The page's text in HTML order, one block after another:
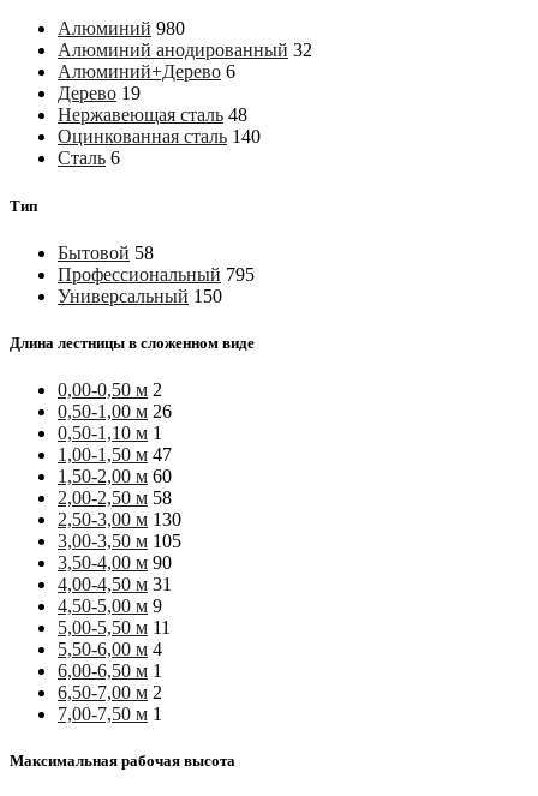
Алюминий 980
Алюминий анодированный 32
Алюминий+Дерево 6
Дерево 19
Нержавеющая сталь 48
Оцинкованная сталь 140
Сталь 6
Тип
Бытовой 58
Профессиональный 795
Универсальный 150
Длина лестницы в сложенном виде
0,00-0,50 м 2
0,50-1,00 м 26
0,50-1,10 м 1
1,00-1,50 м 47
1,50-2,00 м 60
2,00-2,50 м 58
2,50-3,00 м 130
3,00-3,50 м 105
3,50-4,00 м 90
4,00-4,50 м 31
4,50-5,00 м 9
5,00-5,50 м 11
5,50-6,00 м 4
6,00-6,50 м 1
6,50-7,00 м 2
7,00-7,50 м 1
Максимальная рабочая высота